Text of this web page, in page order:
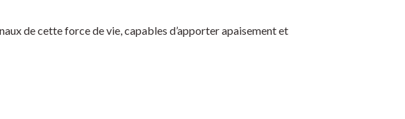
de cette force de vie, capables d’apporter apaisement et